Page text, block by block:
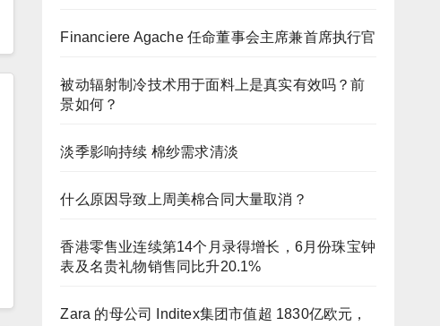
Financiere Agache 任命董事会主席兼首席执行官
被动辐射制冷技术用于面料上是真实有效吗？前
景如何？
淡季影响持续 棉纱需求清淡
什么原因导致上周美棉合同大量取消？
香港零售业连续第14个月录得增长，6月份珠宝钟
表及名贵礼物销售同比升20.1%
Zara 的母公司 Inditex集团市值超 1830亿欧元，